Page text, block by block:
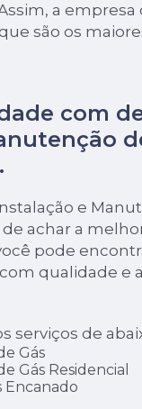
a
são os
com
e
achar a
pode
qualidade e
serviços de
Gás
Gás Residencial
Encanado